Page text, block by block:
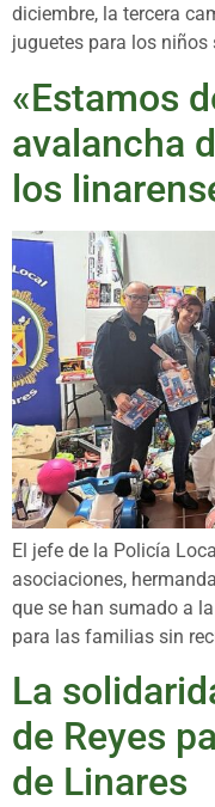
diciembre, la tercera
juguetes para los niños
«Estamos
avalancha
los
El jefe de la Policía
asociaciones,
que se han sumado a
para las familias sin
La
de Reyes
de Linares